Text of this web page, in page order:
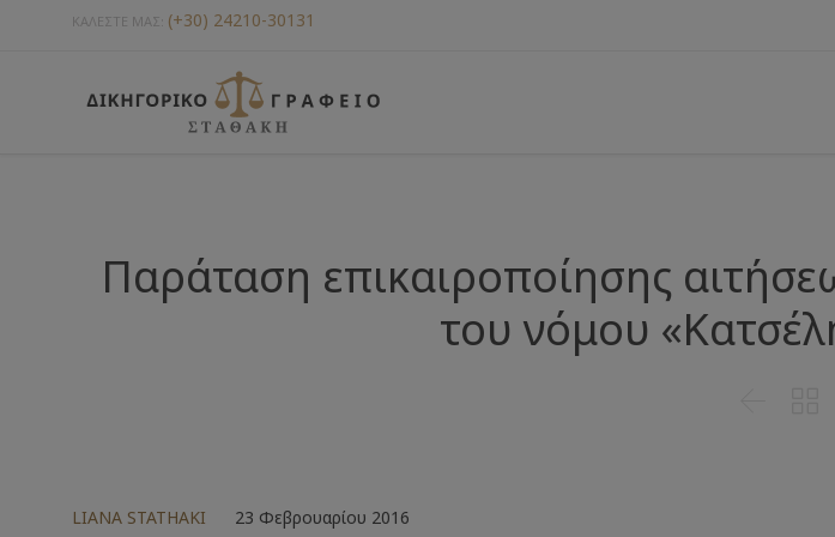
ΚΑΛΕΣΤΕ ΜΑΣ: (+30) 24210-30131
Παράταση επικαιροποίησης
του νόμου
LIANA STATHAKI 23 Φεβρουαρίου 2016